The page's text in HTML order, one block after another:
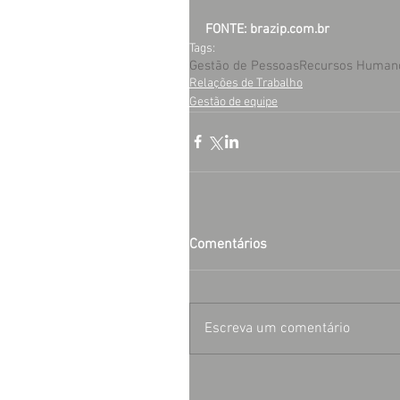
FONTE: brazip.com.br
Tags:
Gestão de PessoasRecursos
Relações de Trabalho
Gestão de equipe
Comentários
Escreva um comentário